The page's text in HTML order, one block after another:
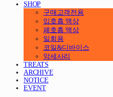
SHOP
구매고객전용
입호흡 액상
폐호흡 액상
일회용
코일&디바이스
악세사리
TREATS
ARCHIVE
NOTICE
EVENT